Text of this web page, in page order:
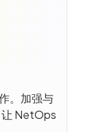
。加强与
NetOps